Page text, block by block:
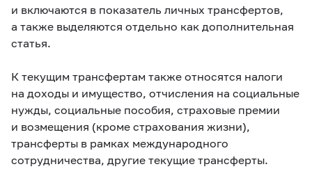
и включаются в показатель личных трансфертов,
а также выделяются отдельно как дополнительная
статья.
К текущим трансфертам также относятся налоги
на доходы и имущество, отчисления на социальные
нужды, социальные пособия, страховые премии
и возмещения (кроме страхования жизни),
трансферты в рамках международного
сотрудничества, другие текущие трансферты.